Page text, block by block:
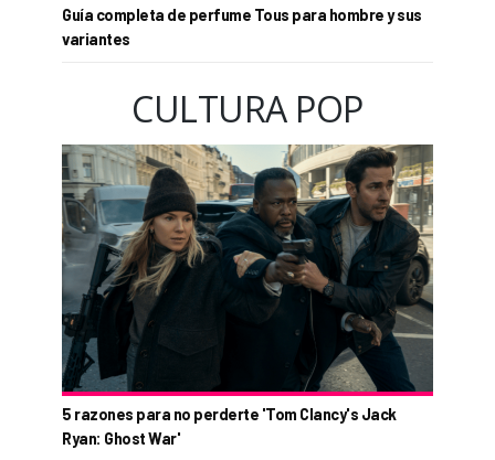
Guía completa de perfume Tous para hombre y sus
variantes
CULTURA POP
5 razones para no perderte 'Tom Clancy's Jack
Ryan: Ghost War'